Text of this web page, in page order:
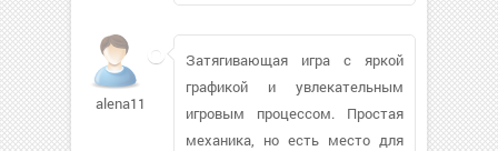
alena115a675
Затягивающая игра с яркой
графикой и увлекательным
игровым процессом. Простая
механика, но есть место для